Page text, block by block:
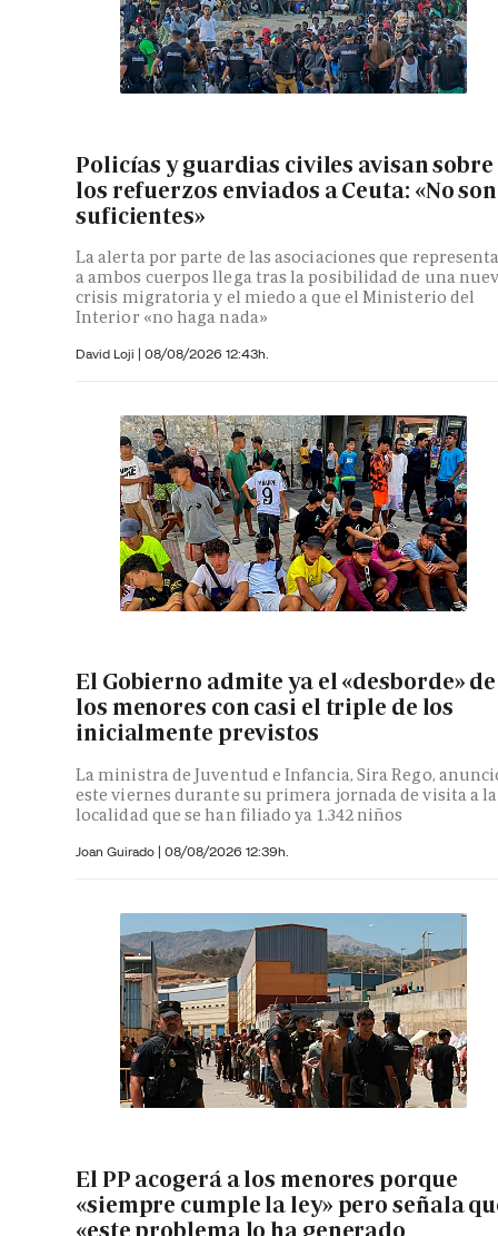
Policías y guardias civiles avisan sobre
los refuerzos enviados a Ceuta: «No son
suficientes»
La alerta por parte de las asociaciones que
a ambos cuerpos llega tras la posibilidad de una
crisis migratoria y el miedo a que el Ministerio del
Interior «no haga nada»
David Loji | 08/08/2026 12:43h.
El Gobierno admite ya el «desborde» de
los menores con casi el triple de los
inicialmente previstos
La ministra de Juventud e Infancia, Sira Rego,
este viernes durante su primera jornada de visita a la
localidad que se han filiado ya 1.342 niños
Joan Guirado | 08/08/2026 12:39h.
El PP acogerá a los menores porque
«siempre cumple la ley» pero señala